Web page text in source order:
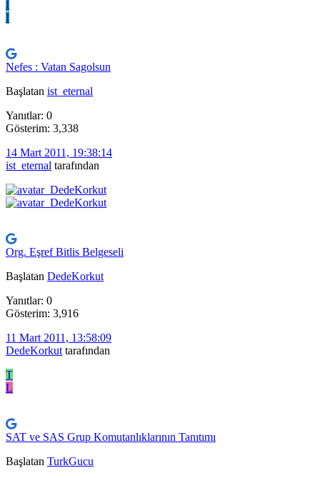
I
I
Nefes : Vatan Sagolsun
Başlatan ist_eternal
Yanıtlar: 0
Gösterim: 3,338
14 Mart 2011, 19:38:14
ist_eternal tarafından
Org. Eşref Bitlis Belgeseli
Başlatan DedeKorkut
Yanıtlar: 0
Gösterim: 3,916
11 Mart 2011, 13:58:09
DedeKorkut tarafından
T
L
SAT ve SAS Grup Komutanlıklarının Tanıtımı
Başlatan TurkGucu